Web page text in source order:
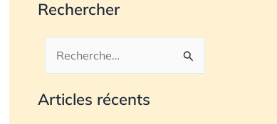
Rechercher
Rechercher :
Articles récents